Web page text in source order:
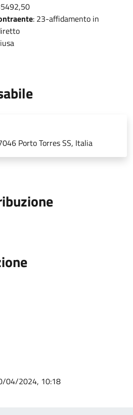
: 23-affidamento in
Porto Torres SS, Italia
04/2024, 10:18